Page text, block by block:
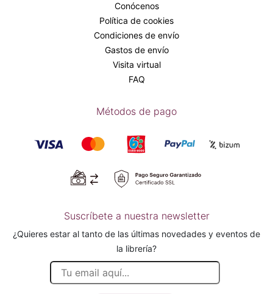
Conócenos
Política de cookies
Condiciones de envío
Gastos de envío
Visita virtual
FAQ
Métodos de pago
Suscríbete a nuestra newsletter
¿Quieres estar al tanto de las últimas novedades y eventos de
la librería?